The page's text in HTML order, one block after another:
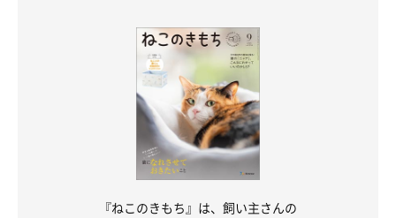
『ねこのきもち』は、飼い主さんの